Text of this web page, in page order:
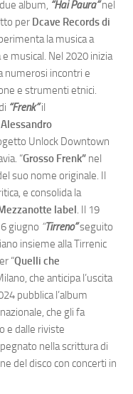
album, “Hai Paura”nel
per Dcave Records di
la musica a
musical. Nel 2020 inizia
numerosi incontri e
e strumenti etnici.
“Frenk”il
Unlock Downtown
“Grosso Frenk” nel
suo nome originale. Il
e consolida la
label. Il 19
giugno “Tirreno”seguito
insieme alla Tirrenic
“Quelli che
che anticipa l’uscita
pubblica l’album
che gli fa
e dalle riviste
nella scrittura di
del disco con concerti in